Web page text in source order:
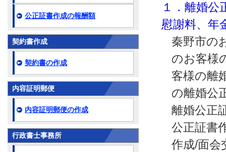
１．離婚公
慰謝料、年
秦野市の
のお客様
客様の離
の離婚公
離婚公正
公正証書
作成/面会
公正証書作成の報酬額
契約書作成
契約書の作成
内容証明郵便
内容証明郵便の作成
行政書士事務所